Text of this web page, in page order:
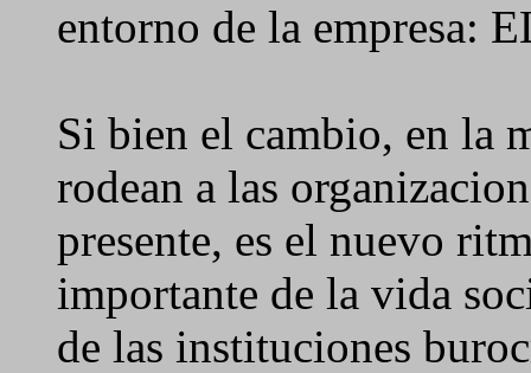
entorno de la empresa:
Si bien el cambio, en la
rodean a las
presente, es el nuevo
importante de la vida
de las instituciones